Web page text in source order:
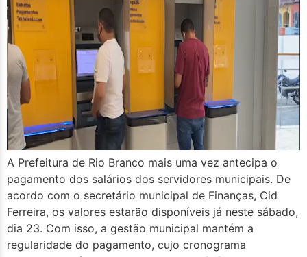
A Prefeitura de Rio Branco mais uma vez antecipa o
pagamento dos salários dos servidores municipais. De
acordo com o secretário municipal de Finanças, Cid
Ferreira, os valores estarão disponíveis já neste sábado,
dia 23. Com isso, a gestão municipal mantém a
regularidade do pagamento, cujo cronograma